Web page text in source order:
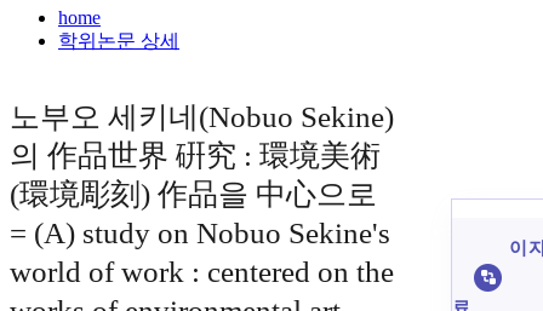
home
학위논문 상세
노부오 세키네(Nobuo Sekine)
의 作品世界 硏究 : 環境美術
(環境彫刻) 作品을 中心으로
= (A) study on Nobuo Sekine's
world of work : centered on the
이